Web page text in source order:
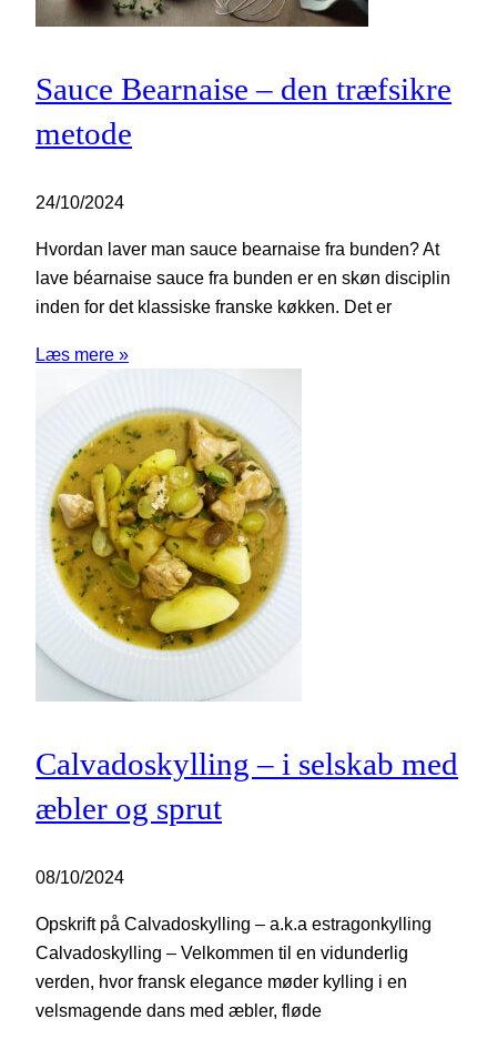
Sauce Bearnaise – den træfsikre
metode
24/10/2024
Hvordan laver man sauce bearnaise fra bunden? At
lave béarnaise sauce fra bunden er en skøn disciplin
inden for det klassiske franske køkken. Det er
Læs mere »
Calvadoskylling – i selskab med
æbler og sprut
08/10/2024
Opskrift på Calvadoskylling – a.k.a estragonkylling
Calvadoskylling – Velkommen til en vidunderlig
verden, hvor fransk elegance møder kylling i en
velsmagende dans med æbler, fløde